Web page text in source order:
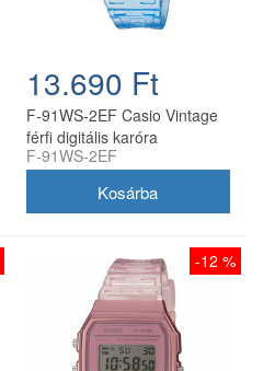
13.690 Ft
F-91WS-2EF Casio Vintage
férfi digitális karóra
F-91WS-2EF
-12 %